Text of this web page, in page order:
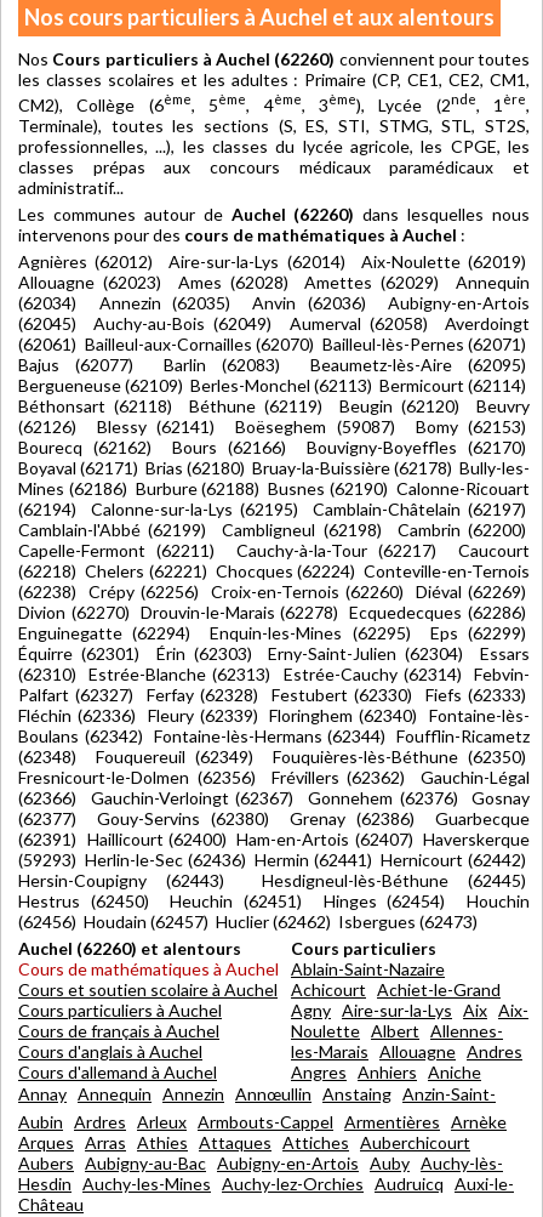
Nos cours particuliers à Auchel et aux alentours
Nos Cours particuliers à Auchel (62260) conviennent pour toutes
les classes scolaires et les adultes : Primaire (CP, CE1, CE2, CM1,
CM2), Collège (6ème, 5ème, 4ème, 3ème), Lycée (2nde, 1 ère,
Terminale), toutes les sections (S, ES, STI, STMG, STL, ST2S,
professionnelles, ...), les classes du lycée agricole, les CPGE, les
classes prépas aux concours médicaux paramédicaux et
administratif...
Les communes autour de Auchel (62260) dans lesquelles nous
intervenons pour des cours de mathématiques à Auchel :
Agnières (62012) Aire-sur-la-Lys (62014) Aix-Noulette (62019)
Allouagne (62023) Ames (62028) Amettes (62029) Annequin
(62034) Annezin (62035) Anvin (62036) Aubigny-en-Artois
(62045) Auchy-au-Bois (62049) Aumerval (62058) Averdoingt
(62061) Bailleul-aux-Cornailles (62070) Bailleul-lès-Pernes (62071)
Bajus (62077) Barlin (62083) Beaumetz-lès-Aire (62095)
Bergueneuse (62109) Berles-Monchel (62113) Bermicourt (62114)
Béthonsart (62118) Béthune (62119) Beugin (62120) Beuvry
(62126) Blessy (62141) Boëseghem (59087) Bomy (62153)
Bourecq (62162) Bours (62166) Bouvigny-Boyeffles (62170)
Boyaval (62171) Brias (62180) Bruay-la-Buissière (62178) Bully-les-
Mines (62186) Burbure (62188) Busnes (62190) Calonne-Ricouart
(62194) Calonne-sur-la-Lys (62195) Camblain-Châtelain (62197)
Camblain-l'Abbé (62199) Cambligneul (62198) Cambrin (62200)
Capelle-Fermont (62211) Cauchy-à-la-Tour (62217) Caucourt
(62218) Chelers (62221) Chocques (62224) Conteville-en-Ternois
(62238) Crépy (62256) Croix-en-Ternois (62260) Diéval (62269)
Divion (62270) Drouvin-le-Marais (62278) Ecquedecques (62286)
Enguinegatte (62294) Enquin-les-Mines (62295) Eps (62299)
Équirre (62301) Érin (62303) Erny-Saint-Julien (62304) Essars
(62310) Estrée-Blanche (62313) Estrée-Cauchy (62314) Febvin-
Palfart (62327) Ferfay (62328) Festubert (62330) Fiefs (62333)
Fléchin (62336) Fleury (62339) Floringhem (62340) Fontaine-lès-
Boulans (62342) Fontaine-lès-Hermans (62344) Foufflin-Ricametz
(62348) Fouquereuil (62349) Fouquières-lès-Béthune (62350)
Fresnicourt-le-Dolmen (62356) Frévillers (62362) Gauchin-Légal
(62366) Gauchin-Verloingt (62367) Gonnehem (62376) Gosnay
(62377) Gouy-Servins (62380) Grenay (62386) Guarbecque
(62391) Haillicourt (62400) Ham-en-Artois (62407) Haverskerque
(59293) Herlin-le-Sec (62436) Hermin (62441) Hernicourt (62442)
Hersin-Coupigny (62443) Hesdigneul-lès-Béthune (62445)
Hestrus (62450) Heuchin (62451) Hinges (62454) Houchin
(62456) Houdain (62457) Huclier (62462) Isbergues (62473)
Auchel (62260) et alentours
Cours de mathématiques à Auchel
Cours et soutien scolaire à Auchel
Cours particuliers à Auchel
Cours de français à Auchel
Cours d'anglais à Auchel
Cours d'allemand à Auchel
Cours particuliers
Ablain-Saint-Nazaire
Achicourt Achiet-le-Grand
Agny Aire-sur-la-Lys Aix Aix-
Noulette Albert Allennes-
les-Marais Allouagne Andres
Angres Anhiers Aniche
Annay Annequin Annezin Annœullin Anstaing Anzin-Saint-
Aubin Ardres Arleux Armbouts-Cappel Armentières Arnèke
Arques Arras Athies Attaques Attiches Auberchicourt
Aubers Aubigny-au-Bac Aubigny-en-Artois Auby Auchy-lès-
Hesdin Auchy-les-Mines Auchy-lez-Orchies Audruicq Auxi-le-
Château